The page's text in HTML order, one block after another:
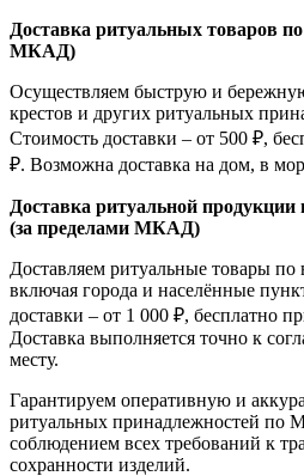
Доставка ритуальных товаров
МКАД)
Осуществляем быструю и
крестов и других ритуальных
Стоимость доставки – от 500 ₽,
₽. Возможна доставка на дом, в
Доставка ритуальной
(за пределами МКАД)
Доставляем ритуальные товары по
включая города и населённые
доставки – от 1 000 ₽, бесплатно
Доставка выполняется точно к
месту.
Гарантируем оперативную и
ритуальных принадлежностей по
соблюдением всех требований к
сохранности изделий.